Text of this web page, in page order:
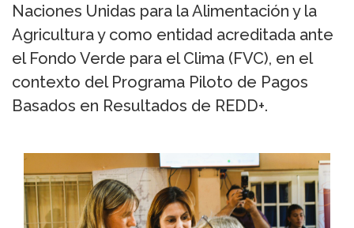
Naciones Unidas para la Alimentación y la
Agricultura y como entidad acreditada ante
el Fondo Verde para el Clima (FVC), en el
contexto del Programa Piloto de Pagos
Basados en Resultados de REDD+.